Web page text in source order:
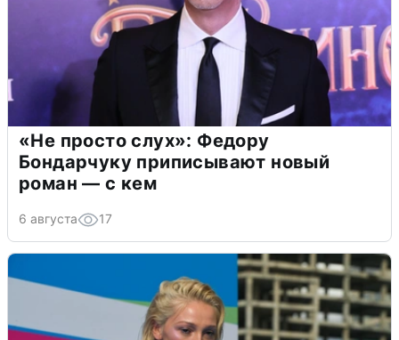
«Не просто слух»: Федору
Бондарчуку приписывают новый
роман — с кем
6 августа 17